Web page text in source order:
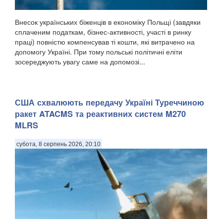
Внесок українських біженців в економіку Польщі (завдяки
сплаченим податкам, бізнес-активності, участі в ринку
праці) повністю компенсував ті кошти, які витрачено на
допомогу Україні. При тому польські політичні еліти
зосереджують увагу саме на допомозі...
США схвалюють передачу Україні Туреччиною
ракет ATACMS та реактивних систем M270
MLRS
субота, 8 серпень 2026, 20:10